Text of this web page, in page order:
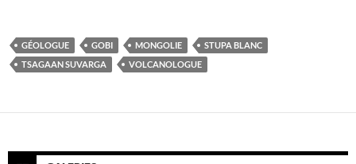
GÉOLOGUE GOBI MONGOLIE
STUPA BLANC
TSAGAAN SUVARGA
VOLCANOLOGUE